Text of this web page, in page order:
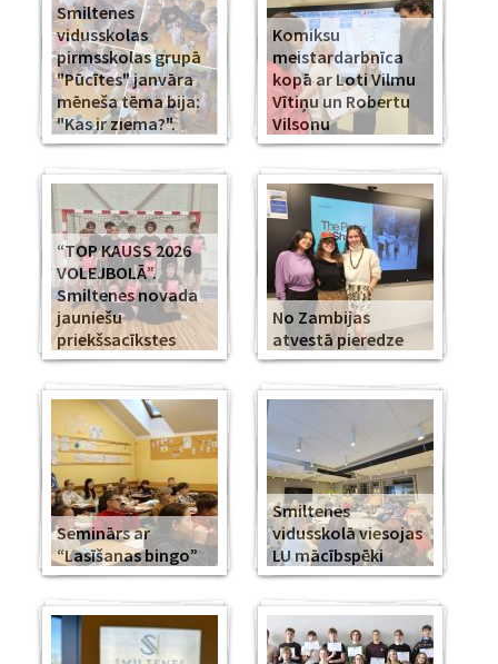
Smiltenes
vidusskolas
pirmsskolas grupā
"Pūcītes" janvāra
mēneša tēma bija:
"Kas ir ziema?".
Komiksu
meistardarbnīca
kopā ar Loti Vilmu
Vītiņu un Robertu
Vilsonu
“TOP KAUSS 2026
VOLEJBOLĀ”.
Smiltenes novada
jauniešu
priekšsacīkstes
No Zambijas
atvestā pieredze
Seminārs ar
“Lasīšanas bingo”
Smiltenes
vidusskolā viesojas
LU mācībspēki